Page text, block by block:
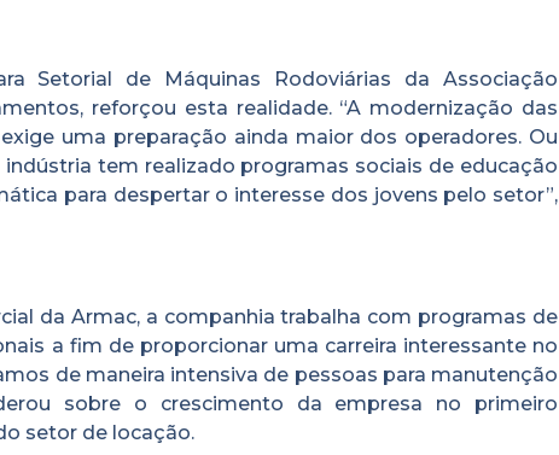
Setorial de Máquinas Rodoviárias da Associação
reforçou esta realidade. “A modernização das
uma preparação ainda maior dos operadores. Ou
tem realizado programas sociais de educação
para despertar o interesse dos jovens pelo setor”,
da Armac, a companhia trabalha com programas de
a fim de proporcionar uma carreira interessante no
de maneira intensiva de pessoas para manutenção
sobre o crescimento da empresa no primeiro
setor de locação.